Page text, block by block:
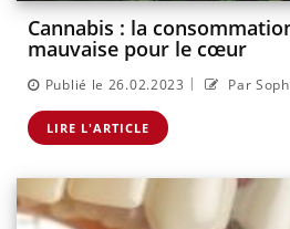
Cannabis : la
mauvaise pour le cœur
Publié le 26.02.2023 | Par
LIRE L'ARTICLE